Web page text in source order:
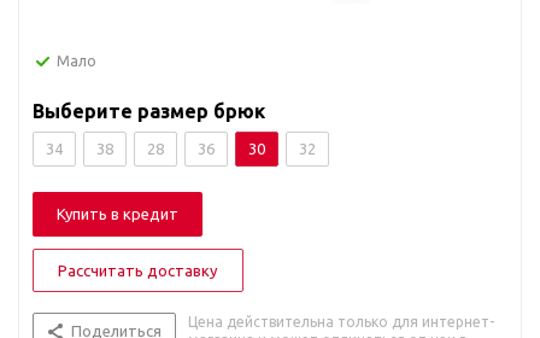
Мало
Выберите размер брюк
34 38 28 36 30 32
Купить в кредит
Рассчитать доставку
Поделиться
Цена действительна только для интернет-